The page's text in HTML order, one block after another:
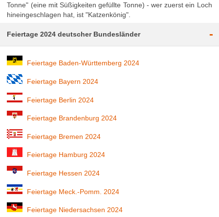
Tonne" (eine mit Süßigkeiten gefüllte Tonne) - wer zuerst ein Loch
hineingeschlagen hat, ist "Katzenkönig".
Feiertage 2024 deutscher Bundesländer -
Feiertage Baden-Württemberg 2024
Feiertage Bayern 2024
Feiertage Berlin 2024
Feiertage Brandenburg 2024
Feiertage Bremen 2024
Feiertage Hamburg 2024
Feiertage Hessen 2024
Feiertage Meck.-Pomm. 2024
Feiertage Niedersachsen 2024